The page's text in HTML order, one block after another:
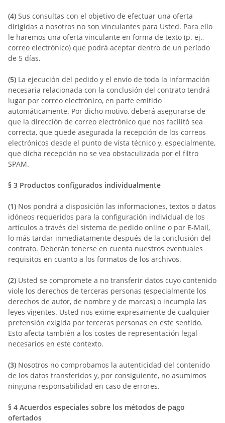
(4) Sus consultas con el objetivo de efectuar una oferta
dirigidas a nosotros no son vinculantes para Usted. Para ello
le haremos una oferta vinculante en forma de texto (p. ej.,
correo electrónico) que podrá aceptar dentro de un período
de 5 días.
(5) La ejecución del pedido y el envío de toda la información
necesaria relacionada con la conclusión del contrato tendrá
lugar por correo electrónico, en parte emitido
automáticamente. Por dicho motivo, deberá asegurarse de
que la dirección de correo electrónico que nos facilitó sea
correcta, que quede asegurada la recepción de los correos
electrónicos desde el punto de vista técnico y, especialmente,
que dicha recepción no se vea obstaculizada por el filtro
SPAM.
§ 3 Productos configurados individualmente
(1) Nos pondrá a disposición las informaciones, textos o datos
idóneos requeridos para la configuración individual de los
artículos a través del sistema de pedido online o por E-Mail,
lo más tardar inmediatamente después de la conclusión del
contrato. Deberán tenerse en cuenta nuestros eventuales
requisitos en cuanto a los formatos de los archivos.
(2) Usted se compromete a no transferir datos cuyo contenido
viole los derechos de terceras personas (especialmente los
derechos de autor, de nombre y de marcas) o incumpla las
leyes vigentes. Usted nos exime expresamente de cualquier
pretensión exigida por terceras personas en este sentido.
Esto afecta también a los costes de representación legal
necesarios en este contexto.
(3) Nosotros no comprobamos la autenticidad del contenido
de los datos transferidos y, por consiguiente, no asumimos
ninguna responsabilidad en caso de errores.
§ 4 Acuerdos especiales sobre los métodos de pago
ofertados